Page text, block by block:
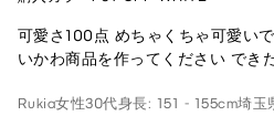
可愛さ100点 めちゃくちゃ可愛い
いかわ商品を作ってください でき
Rukia女性30代身長: 151 - 155cm埼玉